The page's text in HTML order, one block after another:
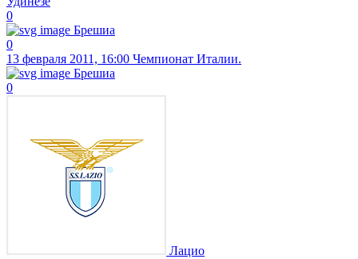
0
Брешиа
0
13 февраля 2011, 16:00 Чемпионат Италии.
Брешиа
0
Лацио